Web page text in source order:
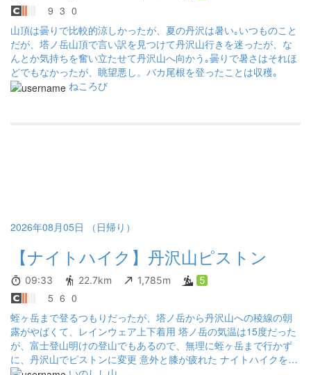
9 3 0
山頂は曇りで比較的涼しかったが、夏の丹沢は暑い｡いつものこと
だが、塔ノ岳山頂で言い訳を見つけて丹沢山行きを迷ったが、な
んとか気持ちを奮い立たせて丹沢山へ向かう｡曇りで暑さはそれほ
どでもなかったが、眺望悪し。バカ尾根を登ったことは収穫｡
ねころび
2026年08月05日 （日帰り）
【ナイトハイク】丹沢山ピストン
09:33 22.7km 1,785m 5
5 6 0
蛭ヶ岳まで登るつもりだったが、塔ノ岳から丹沢山への稜線の朝
露がやばくて、レインウェア上下着用 塔ノ岳の気温は15度だった
が、富士登山明けの登山でもあるので、無理に蛭ヶ岳まで行かず
に、丹沢山でピストンに変更 意外と膝が疲れた ナイトハイクをし